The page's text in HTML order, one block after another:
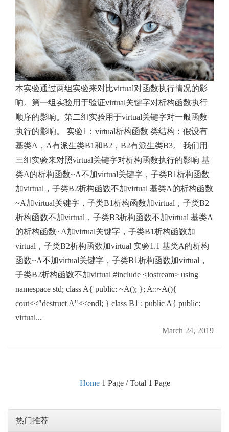
本实验通过两组实验来对比virtual对函数执行情况的影
响。第一组实验用于验证virtual关键字对析构函数执行
顺序的影响。第二组实验用于virtual关键字对一般函数
执行的影响。 实验1：virtual析构函数 类结构：假设有
基类A，A有派生类B1和B2，B2有派生类B3。 我们用
三组实验来对照virtual关键字对析构函数执行的影响 基
类A的析构函数~A不加virtual关键字，子类B1析构函数
加virtual，子类B2析构函数不加virtual 基类A的析构函数
~A加virtual关键字，子类B1析构函数加virtual，子类B2
析构函数不加virtual，子类B3析构函数不加virtual 基类A
的析构函数~A加virtual关键字，子类B1析构函数加
virtual，子类B2析构函数加virtual 实验1.1 基类A的析构
函数~A不加virtual关键字，子类B1析构函数加virtual，
子类B2析构函数不加virtual #include <iostream> using
namespace std; class A{ public: ~A(); }; A::~A(){
cout<<"destruct A"<<endl; } class B1 : public A{ public:
virtual...
March 24, 2019
Home 1 Page / Total 1 Page
热门推荐